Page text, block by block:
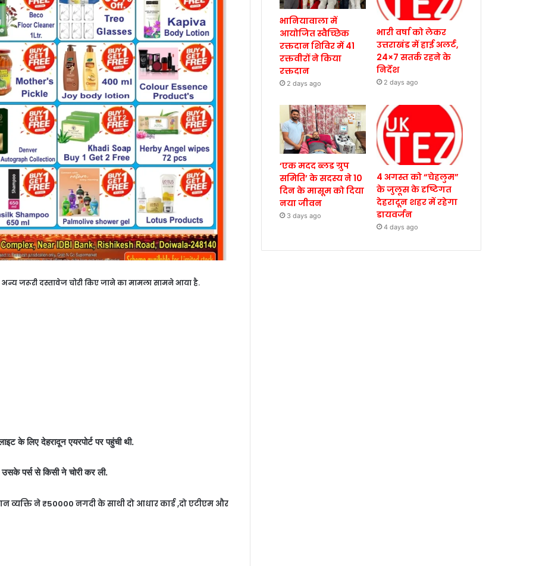
जरूरी दस्तावेज चोरी किए जाने का मामला सामने आया है.
के लिए देहरादून एयरपोर्ट पर पहुंची थी.
उसके पर्स से किसी ने चोरी कर ली.
ने ₹50000 नगदी के साथी दो आधार कार्ड ,दो एटीएम और
भानियावाला में
आयोजित स्वैच्छिक
रक्तदान शिविर में 41
रक्तवीरों ने किया
रक्तदान
2 days ago
भारी वर्षा को लेकर
उत्तराखंड में हाई अलर्ट,
24×7 सतर्क रहने के
निर्देश
2 days ago
‘एक मदद ब्लड ग्रुप
समिति’ के सदस्य ने 10
दिन के मासूम को दिया
नया जीवन
3 days ago
4 अगस्त को “चेहलुम”
के जुलूस के दृष्टिगत
देहरादून शहर में रहेगा
डायवर्जन
4 days ago